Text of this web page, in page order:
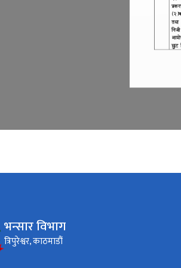
भन्सार विभाग
त्रिपुरेश्वर, काठमाडौं